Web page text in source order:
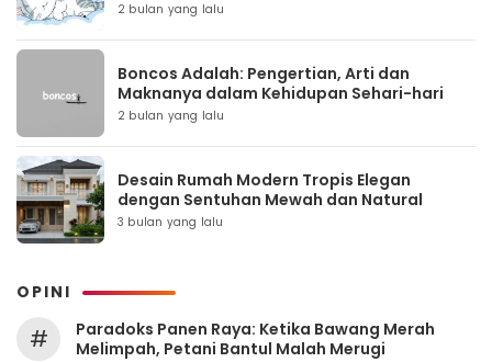
2 bulan yang lalu
Boncos Adalah: Pengertian, Arti dan
Maknanya dalam Kehidupan Sehari-hari
2 bulan yang lalu
Desain Rumah Modern Tropis Elegan
dengan Sentuhan Mewah dan Natural
3 bulan yang lalu
OPINI
#
Paradoks Panen Raya: Ketika Bawang Merah
Melimpah, Petani Bantul Malah Merugi